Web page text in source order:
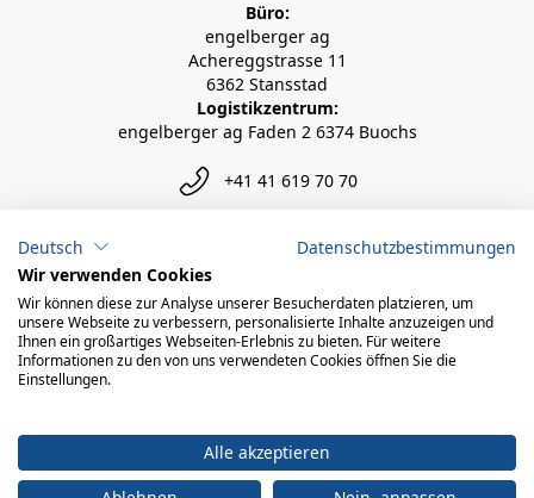
Büro:
engelberger ag
Achereggstrasse 11
6362 Stansstad
Logistikzentrum:
engelberger ag Faden 2 6374 Buochs
+41 41 619 70 70
info@engelberger.ch
Deutsch
Datenschutzbestimmungen
Wir verwenden Cookies
Wir können diese zur Analyse unserer Besucherdaten platzieren, um
unsere Webseite zu verbessern, personalisierte Inhalte anzuzeigen und
Ihnen ein großartiges Webseiten-Erlebnis zu bieten. Für weitere
Informationen zu den von uns verwendeten Cookies öffnen Sie die
Einstellungen.
Alle akzeptieren